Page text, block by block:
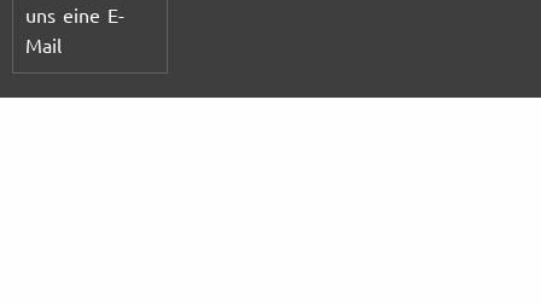
uns eine E-
Mail